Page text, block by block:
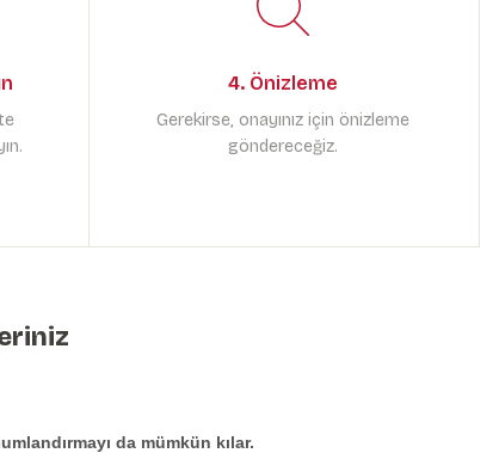
4. Önizleme
Gerekirse, onayınız için önizleme
göndereceğiz.
da mümkün kılar.